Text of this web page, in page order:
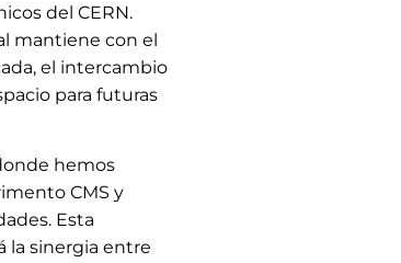
del CERN.
mantiene con el
el intercambio
para futuras
hemos
CMS y
Esta
la sinergia entre